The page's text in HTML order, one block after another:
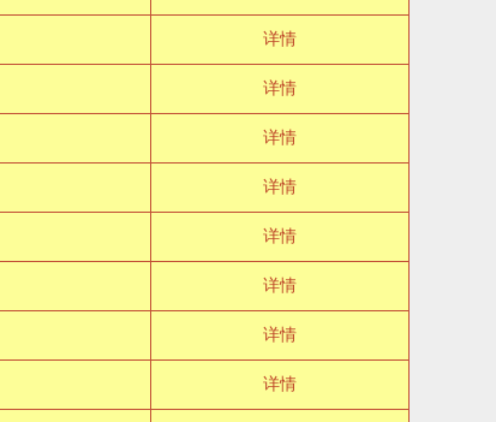
详情
详情
详情
详情
详情
详情
详情
详情